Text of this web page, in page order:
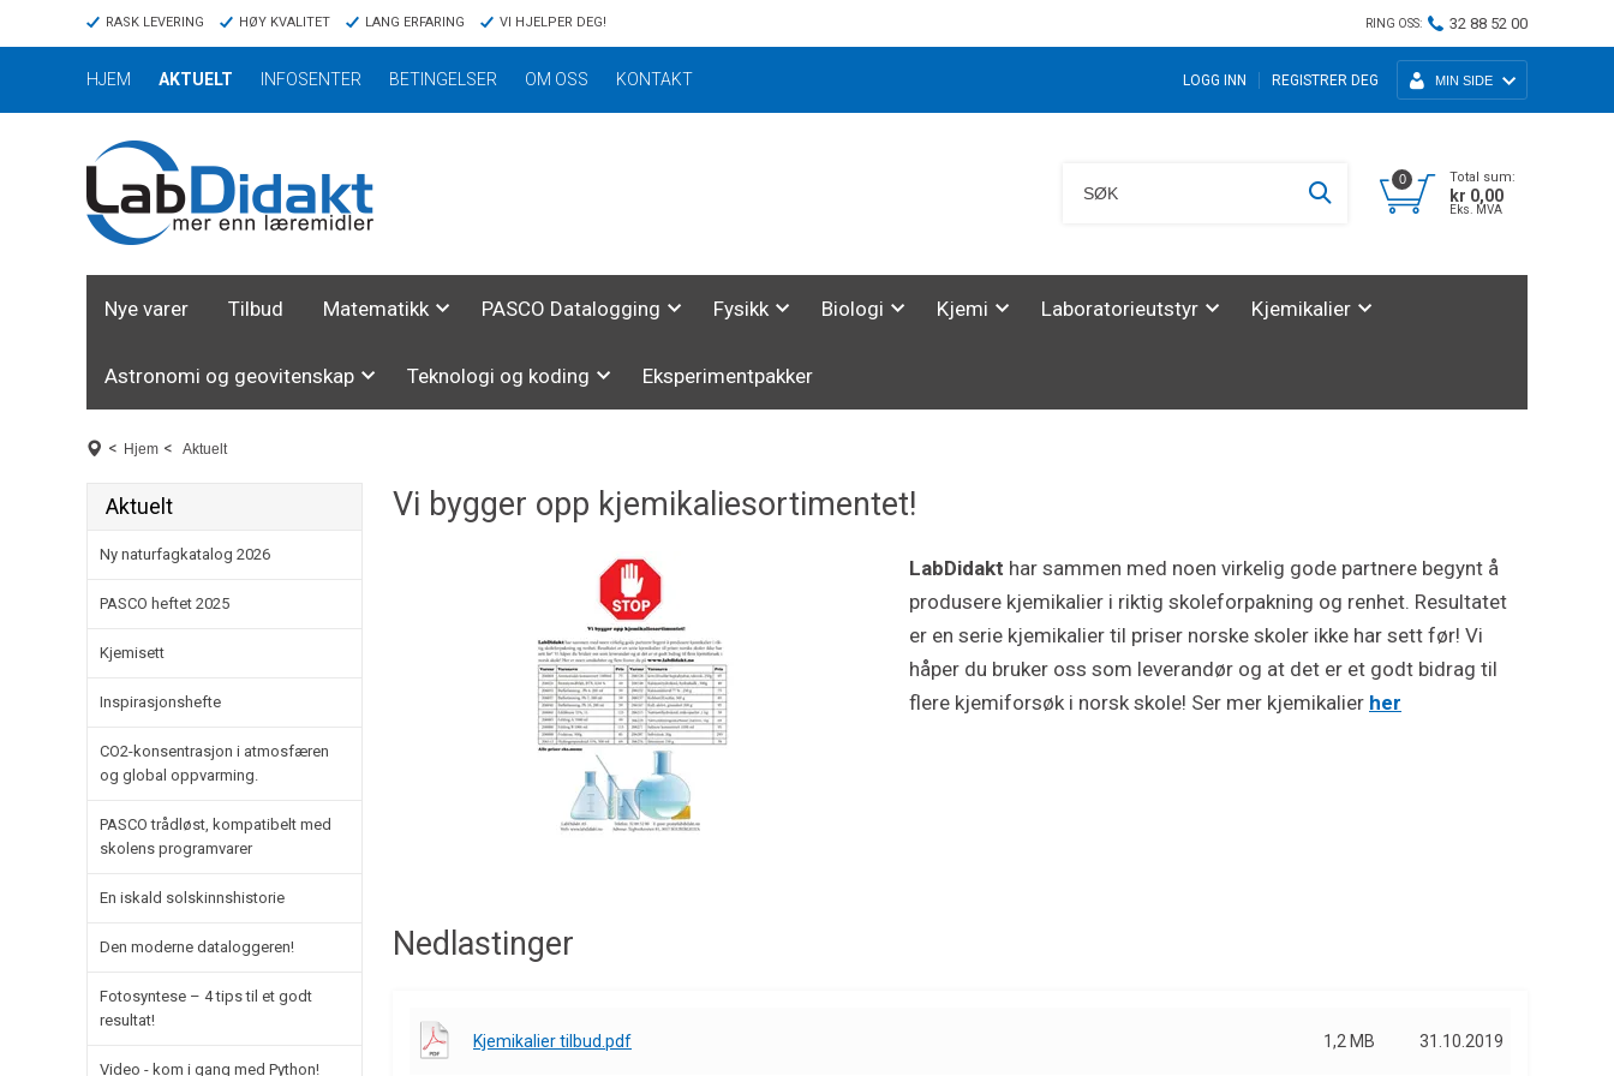
RASK LEVERING HØY KVALITET LANG ERFARING VI HJELPER DEG! RING OSS: 32 88 52 00
HJEM AKTUELT INFOSENTER BETINGELSER OM OSS KONTAKT MIN SIDE
LOGG INN REGISTRER DEG
0 Total sum:
kr 0,00
Eks. MVA
Nye varer Tilbud Matematikk PASCO Datalogging Fysikk Biologi Kjemi Laboratorieutstyr Kjemikalier
Astronomi og geovitenskap Teknologi og koding Eksperimentpakker
< Hjem < Aktuelt
Aktuelt
Ny naturfagkatalog 2026
PASCO heftet 2025
Kjemisett
Inspirasjonshefte
CO2-konsentrasjon i atmosfæren
og global oppvarming.
PASCO trådløst, kompatibelt med
skolens programvarer
En iskald solskinnshistorie
Den moderne dataloggeren!
Fotosyntese – 4 tips til et godt
resultat!
Video - kom i gang med Python!
Vi bygger opp kjemikaliesortimentet!
LabDidakt har sammen med noen virkelig gode partnere begynt å
produsere kjemikalier i riktig skoleforpakning og renhet. Resultatet
er en serie kjemikalier til priser norske skoler ikke har sett før! Vi
håper du bruker oss som leverandør og at det er et godt bidrag til
flere kjemiforsøk i norsk skole! Ser mer kjemikalier her
Nedlastinger
Kjemikalier tilbud.pdf 1,2 MB 31.10.2019